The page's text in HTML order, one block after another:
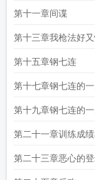
市江北人江北好人
新区召开江北这里已
成长江北区召开人大
是什么电视剧 江北监
在哪个位置江北新区
第十一章间谍
第十三章我枪法好
第十五章钢七连
第十七章钢七连的
第十九章钢七连的
第二十一章训练成
第二十三章恶心的